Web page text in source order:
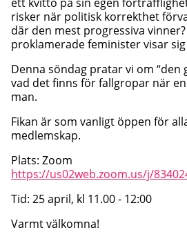
risker när politisk korrekthet
där den mest progressiva
proklamerade feminister visar
Denna söndag pratar vi om “den
vad det finns för fallgropar när
man.
Fikan är som vanligt öppen för
medlemskap.
Plats: Zoom
https://us02web.zoom.us/j/
Tid: 25 april, kl 11.00 - 12:00
Varmt välkomna!